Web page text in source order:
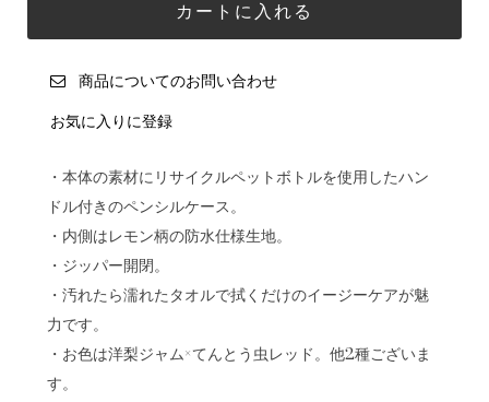
商品についてのお問い合わせ
お気に入りに登録
・本体の素材にリサイクルペットボトルを使用したハン
ドル付きのペンシルケース。
・内側はレモン柄の防水仕様生地。
・ジッパー開閉。
・汚れたら濡れたタオルで拭くだけのイージーケアが魅
力です。
・お色は洋梨ジャム×てんとう虫レッド。他2種ございま
す。